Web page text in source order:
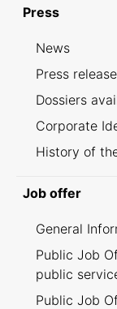
Press
News
Press
Dossiers
Corporate
History of
Job offer
General
Public Job
public
Public Job